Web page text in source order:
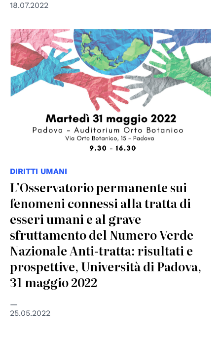
18.07.2022
DIRITTI UMANI
L'Osservatorio permanente sui
fenomeni connessi alla tratta di
esseri umani e al grave
sfruttamento del Numero Verde
Nazionale Anti-tratta: risultati e
prospettive, Università di Padova,
31 maggio 2022
25.05.2022